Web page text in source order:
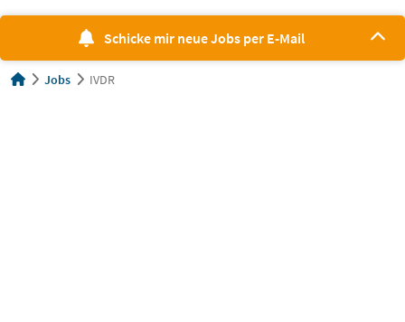
Schicke mir neue Jobs per E-Mail
Jobs IVDR